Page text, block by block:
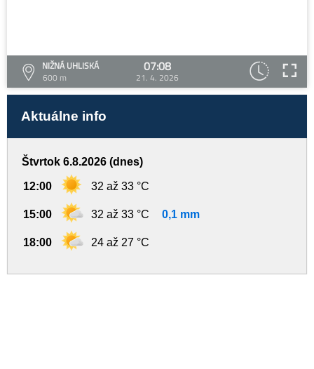
NIŽNÁ UHLISKÁ
600 m
07:08
21. 4. 2026
Aktuálne info
Štvrtok 6.8.2026 (dnes)
12:00 32 až 33 °C
15:00 32 až 33 °C 0,1 mm
18:00 24 až 27 °C